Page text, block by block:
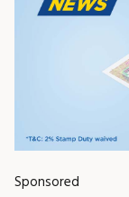
Sponsored